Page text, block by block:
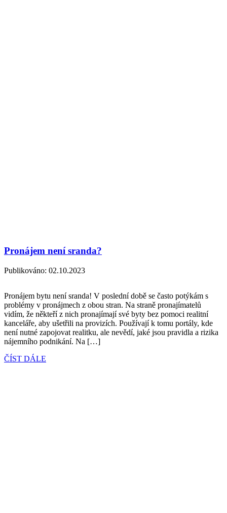
Pronájem není sranda?
Publikováno: 02.10.2023
Pronájem bytu není sranda! V poslední době se často potýkám s
problémy v pronájmech z obou stran. Na straně pronajímatelů
vidím, že někteří z nich pronajímají své byty bez pomoci realitní
kanceláře, aby ušetřili na provizích. Používají k tomu portály, kde
není nutné zapojovat realitku, ale nevědí, jaké jsou pravidla a rizika
nájemního podnikání. Na […]
ČÍST DÁLE